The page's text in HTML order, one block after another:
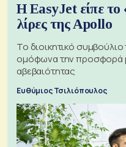
Η EasyJet είπε το
λίρες της Apollo
Το διοικητικό
ομόφωνα την προσφορά
αβεβαιότητας
Ευθύμιος Τσιλιόπουλος